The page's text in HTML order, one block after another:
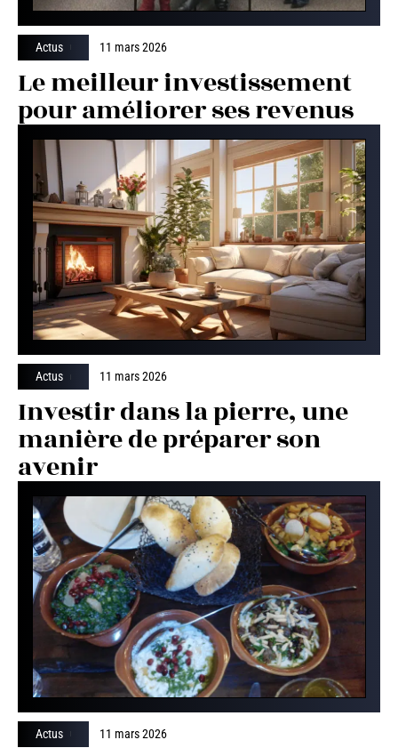
Actus 11 mars 2026
Le meilleur investissement
pour améliorer ses revenus
Actus 11 mars 2026
Investir dans la pierre, une
manière de préparer son
avenir
Actus 11 mars 2026